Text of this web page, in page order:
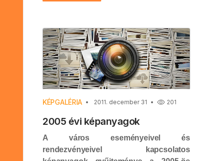
KÉPGALÉRIA 2011. december 31 201
2005 évi képanyagok
A város eseményeivel és
rendezvényeivel kapcsolatos